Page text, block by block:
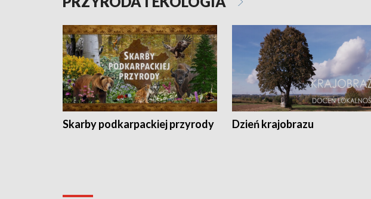
Skarby podkarpackiej przyrody Dzień krajobrazu